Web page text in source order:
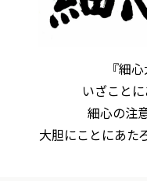
『細
いざこと
細心の注
大胆にことにあた